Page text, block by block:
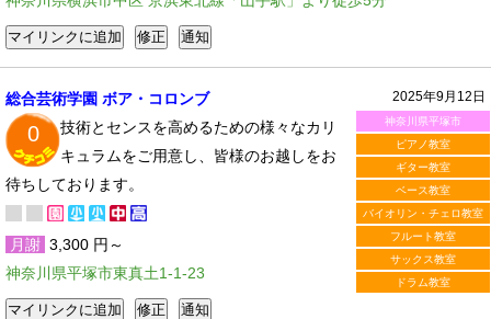
2025年9月12日
神奈川県平塚市
ピアノ教室
ギター教室
ベース教室
バイオリン・チェロ教室
フルート教室
サックス教室
ドラム教室
総合芸術学園 ボア・コロンブ
0
技術とセンスを高めるための様々なカリ
キュラムをご用意し、皆様のお越しをお
待ちしております。
月謝 3,300 円～
神奈川県平塚市東真土1-1-23